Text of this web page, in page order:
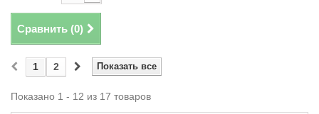
Сравнить (0)
Показать все
1 2
Показано 1 - 12 из 17 товаров